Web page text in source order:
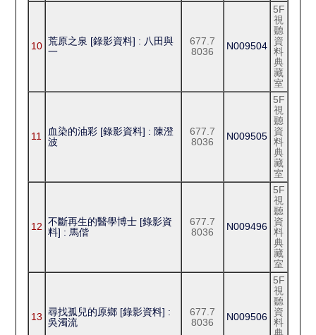
10 荒原之泉 [錄影資料] : 八田與
一
677.7
8036
N009504
5F
視
聽
資
料
典
藏
室
11
血染的油彩 [錄影資料] : 陳澄
波
677.7
8036
N009505
5F
視
聽
資
料
典
藏
室
12 不斷再生的醫學博士 [錄影資
料] : 馬偕
677.7
8036
N009496
5F
視
聽
資
料
典
藏
室
13 尋找孤兒的原鄉 [錄影資料] :
吳濁流
677.7
8036
N009506
5F
視
聽
資
料